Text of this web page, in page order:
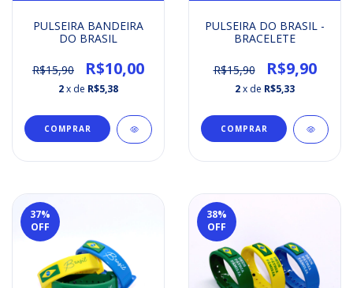
PULSEIRA BANDEIRA
DO BRASIL
R$15,90 R$10,00
2x de R$5,38
COMPRAR
PULSEIRA DO BRASIL -
BRACELETE
R$15,90 R$9,90
2x de R$5,33
COMPRAR
37%
OFF
38%
OFF